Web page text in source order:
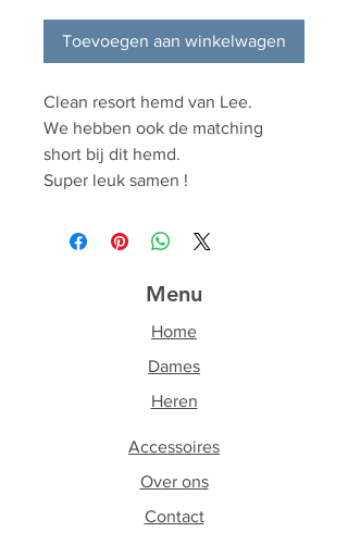
Toevoegen aan winkelwagen
Clean resort hemd van Lee.
We hebben ook de matching
short bij dit hemd.
Super leuk samen !
Menu
Home
Dames
Heren
Accessoires
Over ons
Contact